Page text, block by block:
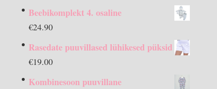
Beebikomplekt 4. osaline
€24.90
Rasedate puuvillased lühikesed püksid
€19.00
Kombinesoon puuvillane